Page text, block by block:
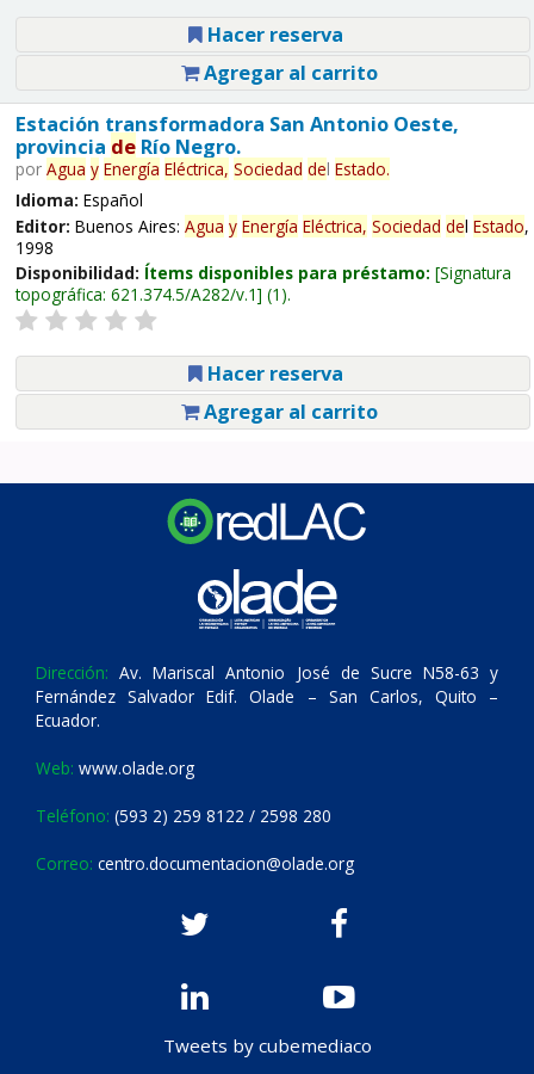
Hacer reserva
Agregar al carrito
Estación transformadora San Antonio Oeste,
provincia deRío Negro.
por Agua y Energía Eléctrica, Sociedad del Estado.
Idioma: Español
Editor: Buenos Aires: Agua y Energía Eléctrica, Sociedad del Estado,
1998
Disponibilidad: Ítems disponibles para préstamo: Signatura
topográfica: 621.374.5/A282/v.1 (1).
Hacer reserva
Agregar al carrito
Dirección: Av. Mariscal Antonio José de Sucre N58-63 y
Fernández Salvador Edif. Olade – San Carlos, Quito –
Ecuador.
Web: www.olade.org
Teléfono: (593 2) 259 8122 / 2598 280
Correo: centro.documentacion@olade.org
Tweets by cubemediaco